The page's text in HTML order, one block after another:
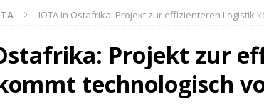
IOTA in Ostafrika: Projekt zur effizienteren Logistik
Projekt zur
technologisch